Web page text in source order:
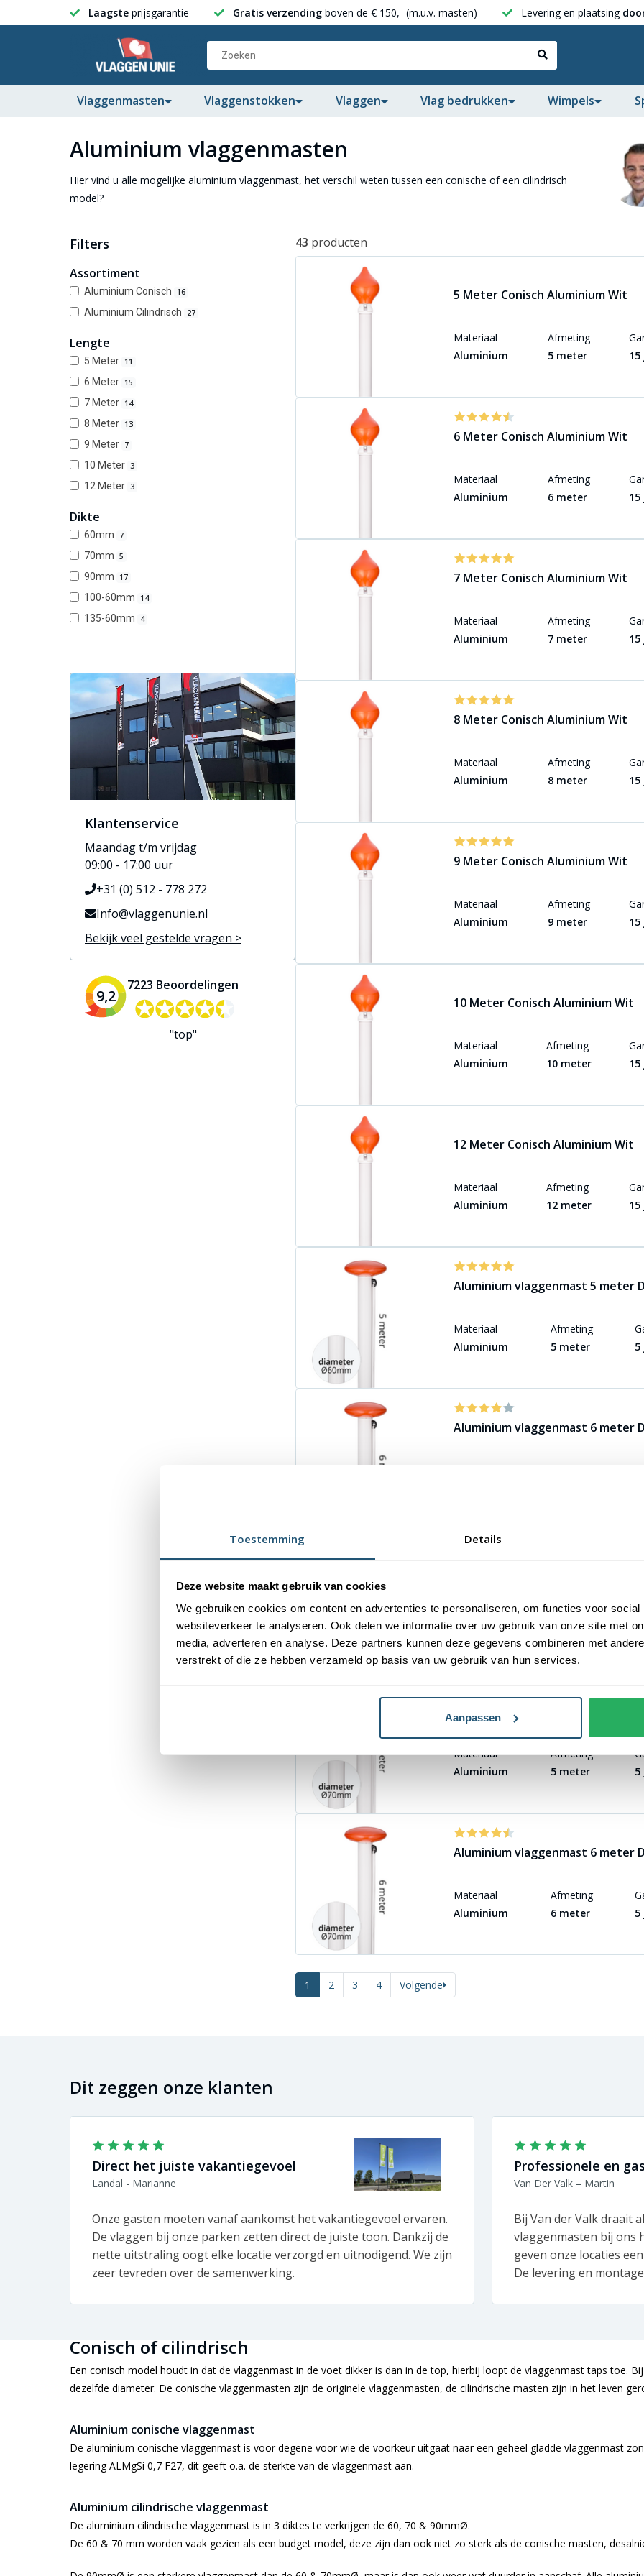
Toestemming Details
Deze website maakt gebruik van cookies
We gebruiken cookies om content en advertenties te personaliseren, om functies voor social
websiteverkeer te analyseren. Ook delen we informatie over uw gebruik van onze site met
media, adverteren en analyse. Deze partners kunnen deze gegevens combineren met
verstrekt of die ze hebben verzameld op basis van uw gebruik van hun services.
Aanpassen
Laagste prijsgarantie Gratis verzending boven de € 150,- (m.u.v. masten) Levering en plaatsing
Vlaggenmasten Vlaggenstokken Vlaggen Vlag bedrukken Wimpels
Aluminium vlaggenmasten
Hier vind u alle mogelijke aluminium vlaggenmast, het verschil weten tussen een conische of een cilindrisch
model?
Filters
Assortiment
Aluminium Conisch 16
Aluminium Cilindrisch 27
Lengte
5 Meter 11
6 Meter 15
7 Meter 14
8 Meter 13
9 Meter 7
10 Meter 3
12 Meter 3
Dikte
60mm 7
70mm 5
90mm 17
100-60mm 14
135-60mm 4
Klantenservice
Maandag t/m vrijdag
09:00 - 17:00 uur
+31 (0) 512 - 778 272
Info@vlaggenunie.nl
Bekijk veel gestelde vragen >
9,2
7223 Beoordelingen
✪✪✪✪✪
✪✪✪✪✪
"top"
43 producten
5 Meter Conisch Aluminium Wit
Materiaal
Aluminium
Afmeting
5 meter
6 Meter Conisch Aluminium Wit
Materiaal
Aluminium
Afmeting
6 meter
7 Meter Conisch Aluminium Wit
Materiaal
Aluminium
Afmeting
7 meter
8 Meter Conisch Aluminium Wit
Materiaal
Aluminium
Afmeting
8 meter
9 Meter Conisch Aluminium Wit
Materiaal
Aluminium
Afmeting
9 meter
10 Meter Conisch Aluminium Wit
Materiaal
Aluminium
Afmeting
10 meter
12 Meter Conisch Aluminium Wit
Materiaal
Aluminium
Afmeting
12 meter
Aluminium vlaggenmast 5 meter
Materiaal
Aluminium
Afmeting
5 meter
Aluminium vlaggenmast 6 meter
Materiaal
Aluminium
Afmeting
7 meter
5
Aluminium vlaggenmast 5 meter
Materiaal
Aluminium
Afmeting
5 meter
Aluminium vlaggenmast 6 meter
Materiaal
Aluminium
Afmeting
6 meter
1 2 3 4 Volgende
Dit zeggen onze klanten
Direct het juiste vakantiegevoel
Landal - Marianne
Onze gasten moeten vanaf aankomst het vakantiegevoel ervaren.
De vlaggen bij onze parken zetten direct de juiste toon. Dankzij de
nette uitstraling oogt elke locatie verzorgd en uitnodigend. We zijn
zeer tevreden over de samenwerking.
Professionele en
Van Der Valk – Martin
Bij Van der Valk draait
vlaggenmasten bij ons
geven onze locaties
De levering en
Conisch of cilindrisch
Een conisch model houdt in dat de vlaggenmast in de voet dikker is dan in de top, hierbij loopt de vlaggenmast taps toe.
dezelfde diameter. De conische vlaggenmasten zijn de originele vlaggenmasten, de cilindrische masten zijn in het leven
Aluminium conische vlaggenmast
De aluminium conische vlaggenmast is voor degene voor wie de voorkeur uitgaat naar een geheel gladde vlaggenmast
legering ALMgSi 0,7 F27, dit geeft o.a. de sterkte van de vlaggenmast aan.
Aluminium cilindrische vlaggenmast
De aluminium cilindrische vlaggenmast is in 3 diktes te verkrijgen de 60, 70 & 90mmØ.
De 60 & 70 mm worden vaak gezien als een budget model, deze zijn dan ook niet zo sterk als de conische masten,